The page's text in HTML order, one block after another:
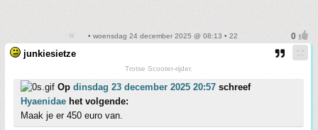
• woensdag 24 december 2025 @ 08:13 • 22
junkiesietze
Trotse Scooter-rijder.
Op dinsdag 23 december 2025 20:57 schreef
Hyaenidae het volgende:
Maak je er 450 euro van.